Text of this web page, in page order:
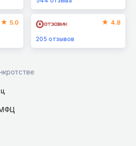
5.0 4.8
205отзывов
МФЦ